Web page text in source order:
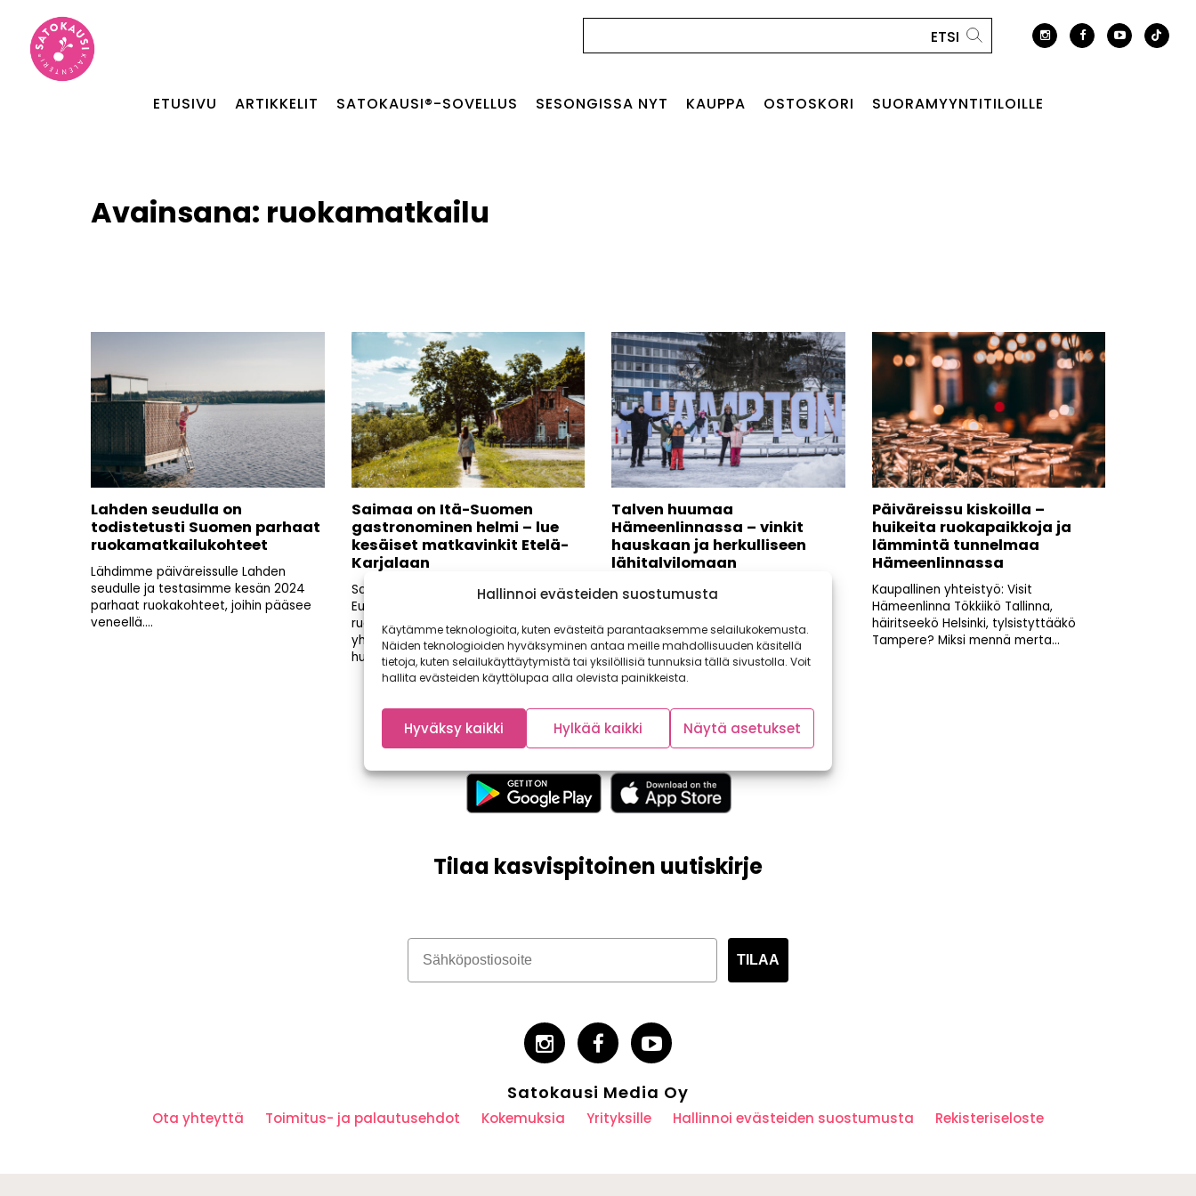
Hallinnoi evästeiden suostumusta
Käytämme teknologioita, kuten evästeitä parantaaksemme selailukokemusta.
Näiden teknologioiden hyväksyminen antaa meille mahdollisuuden käsitellä
tietoja, kuten selailukäyttäytymistä tai yksilöllisiä tunnuksia tällä sivustolla. Voit
hallita evästeiden käyttölupaa alla olevista painikkeista.
Hyväksy kaikki Hylkää kaikki Näytä asetukset
ETUSIVU ARTIKKELIT SATOKAUSI®-SOVELLUS SESONGISSA NYT KAUPPA OSTOSKORI SUORAMYYNTITILOILLE
Avainsana: ruokamatkailu
Lahden seudulla on
todistetusti Suomen parhaat
ruokamatkailukohteet
Lähdimme päiväreissulle Lahden
seudulle ja testasimme kesän 2024
parhaat ruokakohteet, joihin pääsee
veneellä....
Saimaa on Itä-Suomen
gastronominen helmi – lue
kesäiset matkavinkit Etelä-
Karjalaan
Saimaa on valittu vuoden 2024
Euroopan ruokaprovinssiksi. Alueen
ruokakulttuuri on ainutlaatuinen
yhdistelmä perinteikkyyttä,
huipputason...
Talven huumaa
Hämeenlinnassa – vinkit
hauskaan ja herkulliseen
lähitalvilomaan
Haluaisitko reissata talvilomalla,
kovin kauas? Silloin valintasi on...
Päiväreissu kiskoilla –
huikeita ruokapaikkoja ja
lämmintä tunnelmaa
Hämeenlinnassa
Kaupallinen yhteistyö: Visit
Hämeenlinna Tökkiikö Tallinna,
häiritseekö Helsinki, tylsistyttääkö
Tampere? Miksi mennä merta...
Tilaa kasvispitoinen uutiskirje
TILAA
Satokausi Media Oy
Ota yhteyttä Toimitus- ja palautusehdot Kokemuksia Yrityksille Hallinnoi evästeiden suostumusta Rekisteriseloste